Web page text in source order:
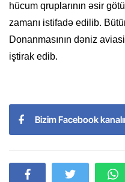
hücum qruplarının əsir
zamanı istifadə edilib.
Donanmasının dəniz
iştirak edib.
Bizim Facebook